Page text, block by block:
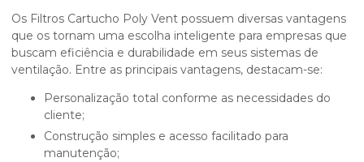
Os Filtros Cartucho Poly Vent possuem diversas vantagens
que os tornam uma escolha inteligente para empresas que
buscam eficiência e durabilidade em seus sistemas de
ventilação. Entre as principais vantagens, destacam-se:
Personalização total conforme as necessidades do
cliente;
Construção simples e acesso facilitado para
manutenção;